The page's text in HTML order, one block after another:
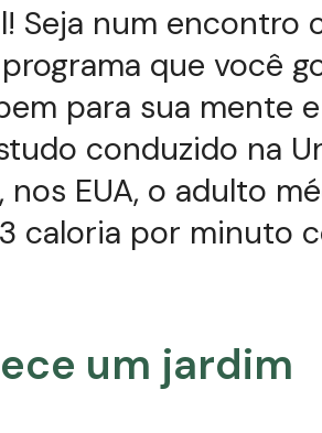
Seja num encontro
que você
para sua mente
conduzido na
nos EUA, o adulto
caloria por minuto
um jardim